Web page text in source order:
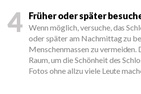
4 Früher oder später
Wenn möglich, versuche, das
oder später am Nachmittag zu
Menschenmassen zu
Raum, um die Schönheit des
Fotos ohne allzu viele Leute